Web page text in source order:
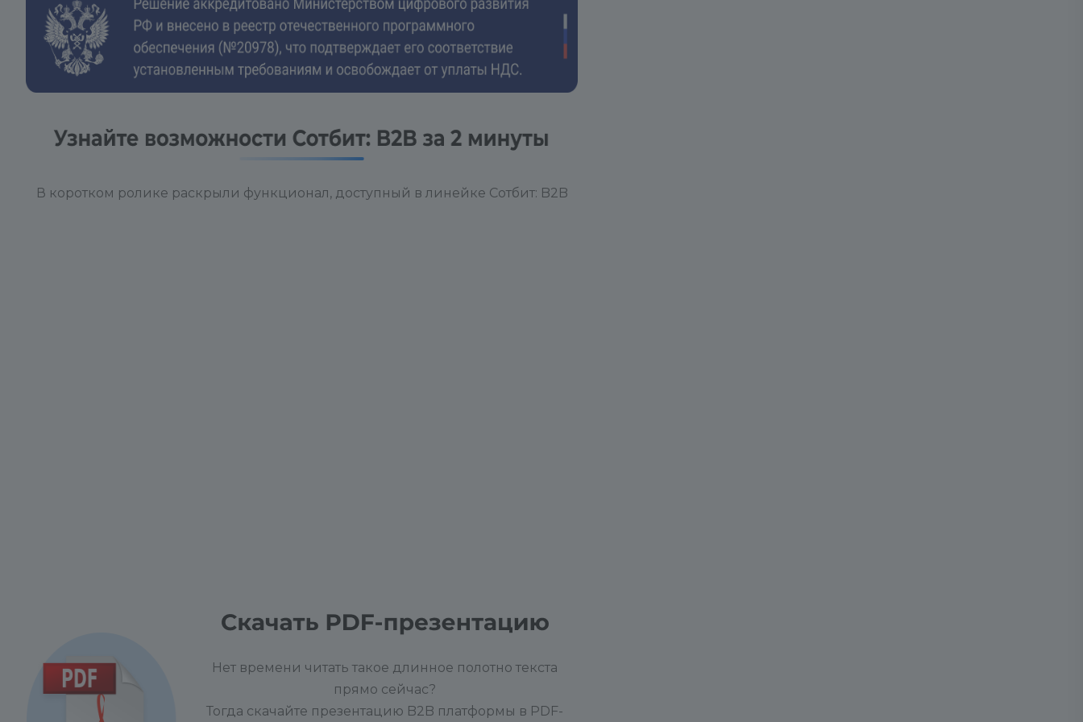
Если Вы остались довольны работой решения или
командой техподдержки Сотбит, то просим Вас
оставить отзыв в карточке модуля. Формат отзыва
следующий:
нашли наш программный продукт. Какие были
проблемы? Что не устраивало?
нашим программным продуктом? Что Вас
В коротком ролике раскрыли функционал, доступный в линейке Сотбит: B2B
Нет времени читать такое длинное полотно текста
прямо сейчас?
Тогда скачайте презентацию B2B платформы в PDF-